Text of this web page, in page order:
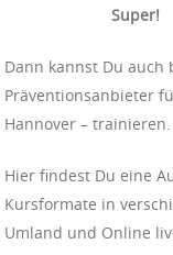
Super!
Dann kannst Du auch
Präventionsanbieter
Hannover – trainieren.
Hier findest Du eine
Kursformate in
Umland und Online